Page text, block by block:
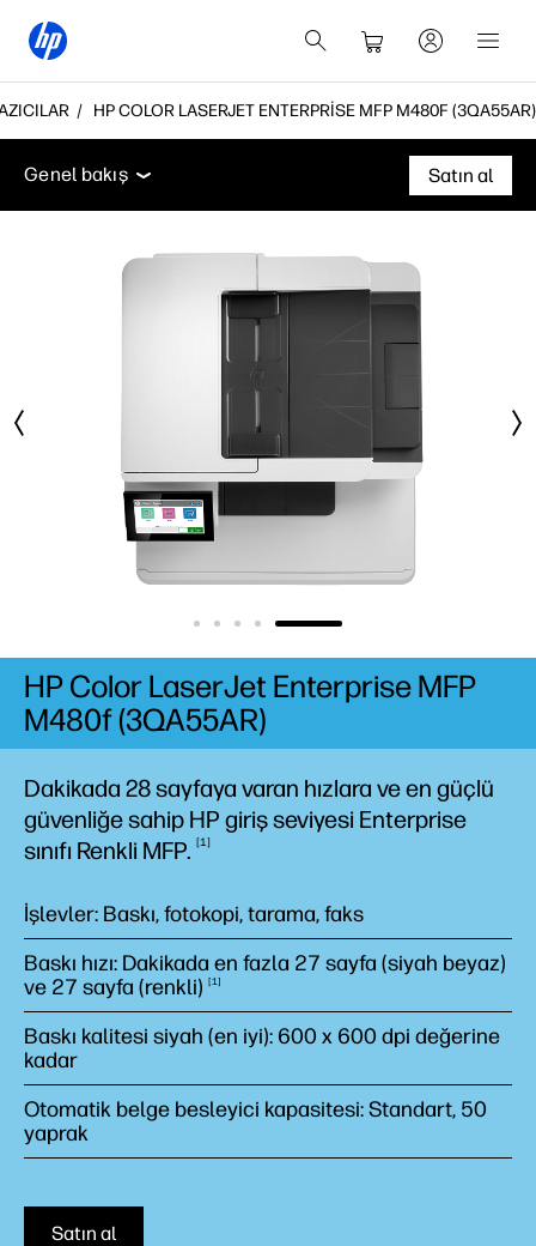
HP COLOR LASERJET ENTERPRISE MFP M480F (3QA55AR)
Genel bakış Teknik özellikler Aksesuarlar
Genel bakış
Satın al
Dakikada 28 sayfaya varan hızlara ve en güçlü
güvenliğe sahip HP giriş seviyesi Enterprise
sınıfı Renkli MFP. 1
İşlevler: Baskı, fotokopi, tarama, faks
Baskı hızı: Dakikada en fazla 27 sayfa (siyah beyaz)
ve 27 sayfa (renkli) 1
Baskı kalitesi siyah (en iyi): 600 x 600 dpi değerine
kadar
Otomatik belge besleyici kapasitesi: Standart, 50
yaprak
Satın al
HP Color LaserJet Enterprise MFP
M480f (3QA55AR)